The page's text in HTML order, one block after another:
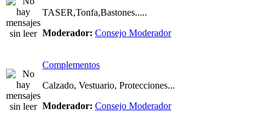
TASER,Tonfa,Bastones.....
Moderador: Consejo Moderador
Complementos
Calzado, Vestuario, Protecciones...
Moderador: Consejo Moderador